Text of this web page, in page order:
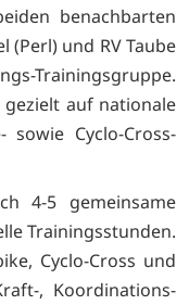
benachbarten
(Perl) und RV Taube
Trainingsgruppe.
auf nationale
Cyclo-Cross-
4-5 gemeinsame
Trainingsstunden.
Cyclo-Cross und
, Koordinations-